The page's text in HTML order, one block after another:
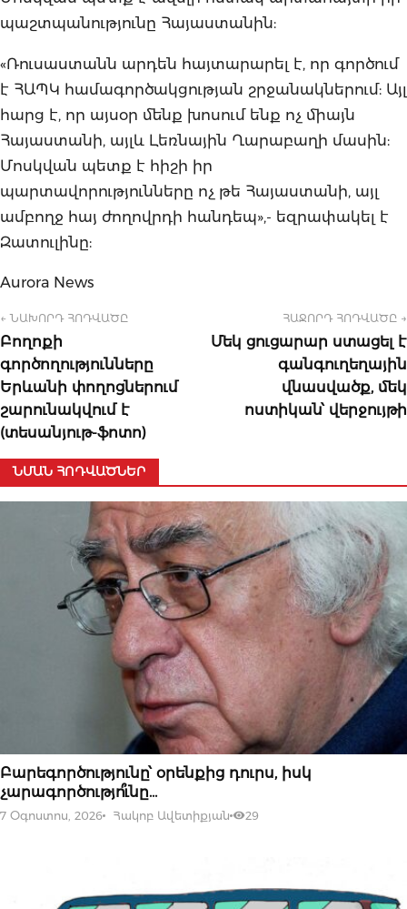
պաշտպանությունը Հայաստանին:
«Ռուսաստանն արդեն հայտարարել է, որ գործում
է ՀԱՊԿ համագործակցության շրջանակներում: Այլ
հարց է, որ այսօր մենք խոսում ենք ոչ միայն
Հայաստանի, այլև Լեռնային Ղարաբաղի մասին:
Մոսկվան պետք է հիշի իր
պարտավորությունները ոչ թե Հայաստանի, այլ
ամբողջ հայ ժողովրդի հանդեպ»,- եզրափակել է
Զատուլինը:
Aurora News
← ՆԱԽՈՐԴ ՀՈԴՎԱԾԸ
Բողոքի
գործողությունները
Երևանի փողոցներում
շարունակվում է
(տեսանյութ-ֆոտո)
ՀԱՋՈՐԴ ՀՈԴՎԱԾԸ →
Մեկ ցուցարար ստացել է
գանգուղեղային
վնասվածք, մեկ
ոստիկան՝ վերջույթի
ՆՄԱՆ ՀՈԴՎԱԾՆԵՐ
07 ՕԳՈՍՏՈՍԻ, 2026
Բարեգործությունը՝ օրենքից դուրս, իսկ
չարագործությո՞ւնը…
7 Օգոստոս, 2026 Հակոբ Ավետիքյան 29